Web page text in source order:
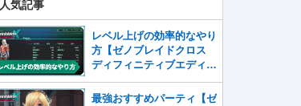
人気記事
レベル上げの効率的なやり
方【ゼノブレイドクロス
ディフィニティブエディシ
ョン】
最強おすすめパーティ【ゼ